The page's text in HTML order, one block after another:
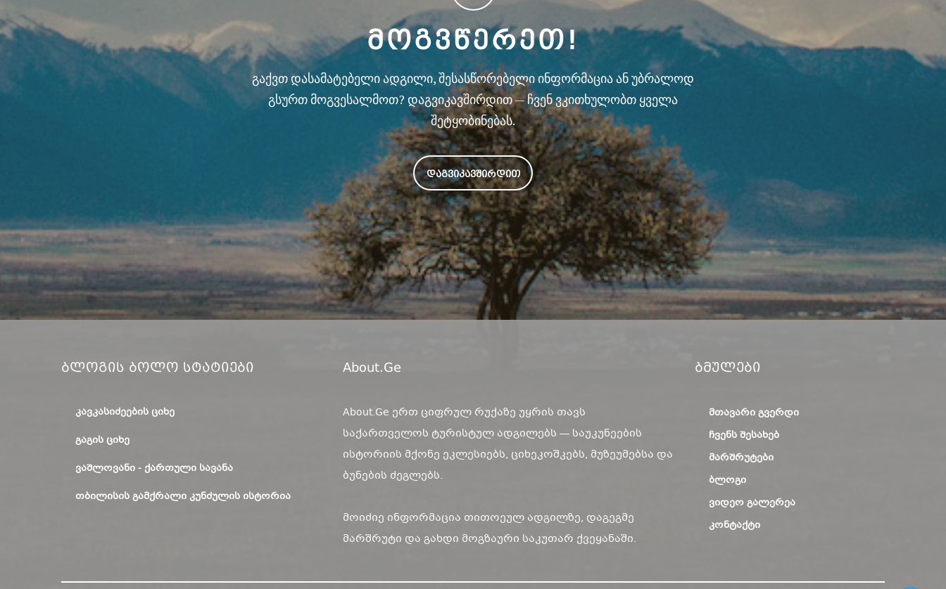
ᲛᲝᲒᲕᲬᲔᲠᲔᲗ!
გაქვთ დასამატებელი ადგილი, შესასწორებელი ინფორმაცია ან უბრალოდ
გსურთ მოგვესალმოთ? დაგვიკავშირდით — ჩვენ ვკითხულობთ ყველა
შეტყობინებას.
ᲓᲐᲒᲕᲘᲙᲐᲕᲨᲘᲠᲓᲘᲗ
Ბლოგის Ბოლო Სტატიები
ᲙᲐᲕᲙᲐᲡᲘᲫᲔᲔᲑᲘᲡ ᲪᲘᲮᲔ
ᲒᲐᲒᲘᲡ ᲪᲘᲮᲔ
ᲕᲐᲨᲚᲝᲕᲐᲜᲘ - ᲥᲐᲠᲗᲣᲚᲘ ᲡᲐᲕᲐᲜᲐ
ᲗᲑᲘᲚᲘᲡᲘᲡ ᲒᲐᲛᲥᲠᲐᲚᲘ ᲙᲣᲜᲫᲣᲚᲘᲡ ᲘᲡᲢᲝᲠᲘᲐ
About.ge
About.Ge ერთ ციფრულ რუქაზე უყრის თავს
საქართველოს ტურისტულ ადგილებს — საუკუნეების
ისტორიის მქონე ეკლესიებს, ციხეკოშკებს, მუზეუმებსა და
ბუნების ძეგლებს.
მოიძიე ინფორმაცია თითოეულ ადგილზე, დაგეგმე
მარშრუტი და გახდი მოგზაური საკუთარ ქვეყანაში.
Ბმულები
ᲛᲗᲐᲕᲐᲠᲘ ᲒᲕᲔᲠᲓᲘ
ᲩᲕᲔᲜᲡ ᲨᲔᲡᲐᲮᲔᲑ
ᲛᲐᲠᲨᲠᲣᲢᲔᲑᲘ
ᲑᲚᲝᲒᲘ
ᲕᲘᲓᲔᲝ ᲒᲐᲚᲔᲠᲔᲐ
ᲙᲝᲜᲢᲐᲥᲢᲘ